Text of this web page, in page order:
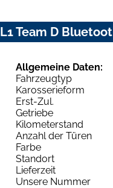
Team D Bluetoot
Allgemeine Daten:
Fahrzeugtyp
Karosserieform
Erst-Zul.
Getriebe
Kilometerstand
Anzahl der Türen
Farbe
Standort
Lieferzeit
Unsere Nummer